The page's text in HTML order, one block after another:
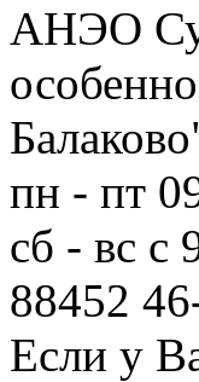
АНЭО
пн - пт
сб - вс с
88452
Если у